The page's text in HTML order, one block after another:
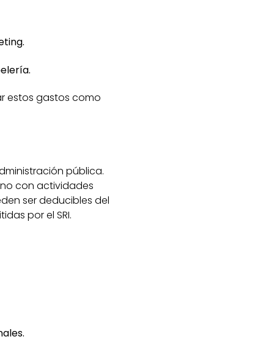
estos gastos como
pública.
con actividades
ser deducibles del
por el SRI.